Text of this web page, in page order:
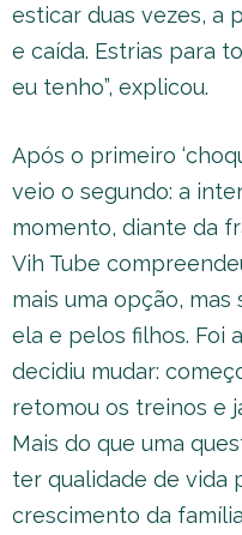
esticar duas vezes, a
e caída. Estrias para
eu tenho”, explicou.
Após o primeiro
veio o segundo: a
momento, diante da
Vih Tube
mais uma opção,
ela e pelos filhos. Foi
decidiu mudar:
retomou os treinos e
Mais do que uma
ter qualidade de vida
crescimento da